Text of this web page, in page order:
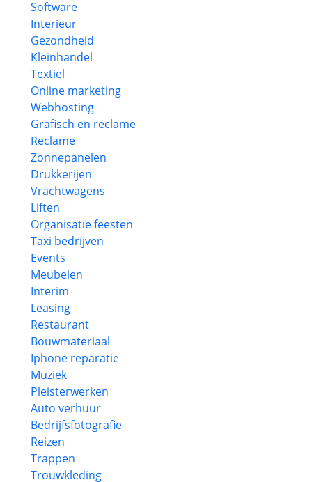
Software
Interieur
Gezondheid
Kleinhandel
Textiel
Online marketing
Webhosting
Grafisch en reclame
Reclame
Zonnepanelen
Drukkerijen
Vrachtwagens
Liften
Organisatie feesten
Taxi bedrijven
Events
Meubelen
Interim
Leasing
Restaurant
Bouwmateriaal
Iphone reparatie
Muziek
Pleisterwerken
Auto verhuur
Bedrijfsfotografie
Reizen
Trappen
Trouwkleding